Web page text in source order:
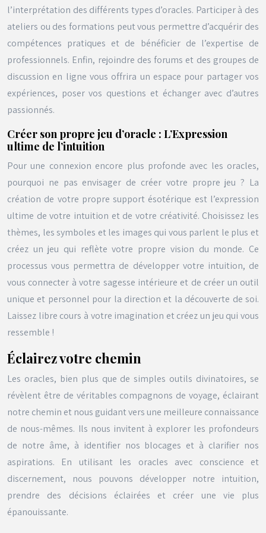
l’interprétation des différents types d’oracles. Participer à des
ateliers ou des formations peut vous permettre d’acquérir des
compétences pratiques et de bénéficier de l’expertise de
professionnels. Enfin, rejoindre des forums et des groupes de
discussion en ligne vous offrira un espace pour partager vos
expériences, poser vos questions et échanger avec d’autres
passionnés.
Créer son propre jeu d’oracle : L’Expression
ultime de l’intuition
Pour une connexion encore plus profonde avec les oracles,
pourquoi ne pas envisager de créer votre propre jeu ? La
création de votre propre support ésotérique est l’expression
ultime de votre intuition et de votre créativité. Choisissez les
thèmes, les symboles et les images qui vous parlent le plus et
créez un jeu qui reflète votre propre vision du monde. Ce
processus vous permettra de développer votre intuition, de
vous connecter à votre sagesse intérieure et de créer un outil
unique et personnel pour la direction et la découverte de soi.
Laissez libre cours à votre imagination et créez un jeu qui vous
ressemble !
Éclairez votre chemin
Les oracles, bien plus que de simples outils divinatoires, se
révèlent être de véritables compagnons de voyage, éclairant
notre chemin et nous guidant vers une meilleure connaissance
de nous-mêmes. Ils nous invitent à explorer les profondeurs
de notre âme, à identifier nos blocages et à clarifier nos
aspirations. En utilisant les oracles avec conscience et
discernement, nous pouvons développer notre intuition,
prendre des décisions éclairées et créer une vie plus
épanouissante.